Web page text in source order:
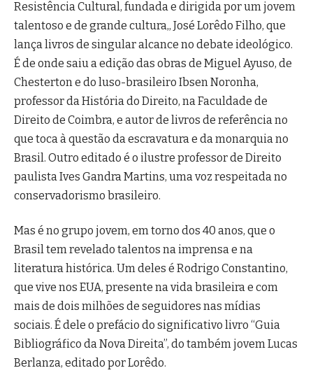
Resistência Cultural, fundada e dirigida por um jovem
talentoso e de grande cultura,, José Lorêdo Filho, que
lança livros de singular alcance no debate ideológico.
É de onde saiu a edição das obras de Miguel Ayuso, de
Chesterton e do luso-brasileiro Ibsen Noronha,
professor da História do Direito, na Faculdade de
Direito de Coimbra, e autor de livros de referência no
que toca à questão da escravatura e da monarquia no
Brasil. Outro editado é o ilustre professor de Direito
paulista Ives Gandra Martins, uma voz respeitada no
conservadorismo brasileiro.
Mas é no grupo jovem, em torno dos 40 anos, que o
Brasil tem revelado talentos na imprensa e na
literatura histórica. Um deles é Rodrigo Constantino,
que vive nos EUA, presente na vida brasileira e com
mais de dois milhões de seguidores nas mídias
sociais. É dele o prefácio do significativo livro “Guia
Bibliográfico da Nova Direita”, do também jovem Lucas
Berlanza, editado por Lorêdo.